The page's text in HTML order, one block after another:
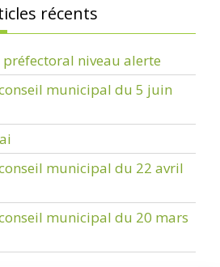
récents
préfectoral niveau alerte
municipal du 5 juin
municipal du 22 avril
municipal du 20 mars